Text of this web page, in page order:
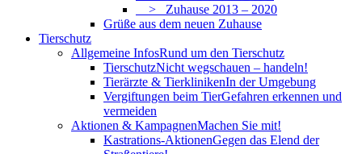
> Zuhause 2013 – 2020
Grüße aus dem neuen Zuhause
Tierschutz
Allgemeine InfosRund um den Tierschutz
TierschutzNicht wegschauen – handeln!
Tierärzte & TierklinikenIn der Umgebung
Vergiftungen beim TierGefahren erkennen und
vermeiden
Aktionen & KampagnenMachen Sie mit!
Kastrations-AktionenGegen das Elend der